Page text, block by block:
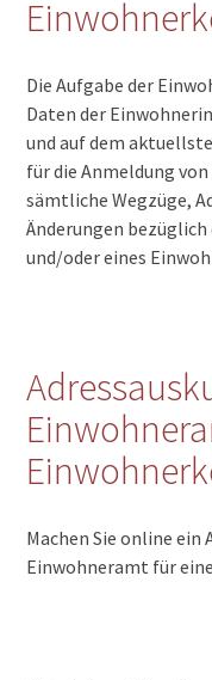
Die Aufgabe der
Daten der
und auf dem
für die Anmeldung
sämtliche Wegzüge,
Änderungen
und/oder eines
Machen Sie online ein
Einwohneramt für